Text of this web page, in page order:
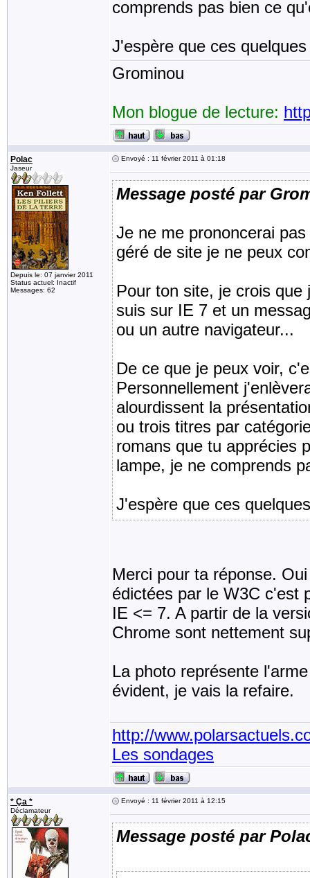
comprends pas bien ce
J'espère que ces
Grominou
Mon blogue de lecture:
Polac
Jaseur
Depuis le: 07 janvier 2011
Status actuel: Inactif
Messages: 62
Envoyé : 11 février 2011 à 01:18
Message posté par
Je ne me prononcerai
géré de site je ne peux
Pour ton site, je crois
suis sur IE 7 et un
ou un autre navigateur...
De ce que je peux voir,
Personnellement
alourdissent la
ou trois titres par
romans que tu apprécies
lampe, je ne comprends
J'espère que ces
Merci pour ta réponse.
édictées par le W3C c'est
IE <= 7. A partir de la
Chrome sont nettement
La photo représente
évident, je vais la refaire.
http://
Les sondages
* Ça *
Déclamateur
Envoyé : 11 février 2011 à 12:15
Message posté par